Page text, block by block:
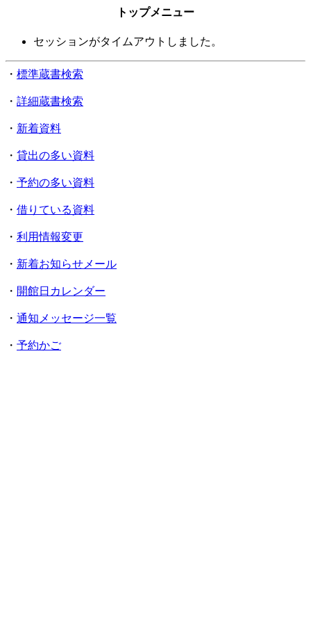
トップメニュー
セッションがタイムアウトしました。
・ 標準蔵書検索
・ 詳細蔵書検索
・ 新着資料
・ 貸出の多い資料
・ 予約の多い資料
・ 借りている資料
・ 利用情報変更
・ 新着お知らせメール
・ 開館日カレンダー
・ 通知メッセージ一覧
・ 予約かご